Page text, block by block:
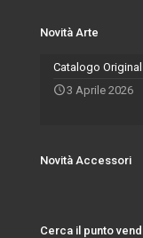
Novità Arte
Catalogo
3 Aprile 2026
Novità Accessori
Cerca il punto